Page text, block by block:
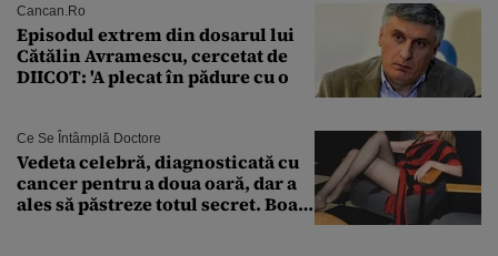
Cancan.ro
Episodul extrem din dosarul lui
Cătălin Avramescu, cercetat de
DIICOT: 'A plecat în pădure cu o
Ce Se Întâmplă Doctore
Vedeta celebră, diagnosticată cu
cancer pentru a doua oară, dar a
ales să păstreze totul secret. Boala